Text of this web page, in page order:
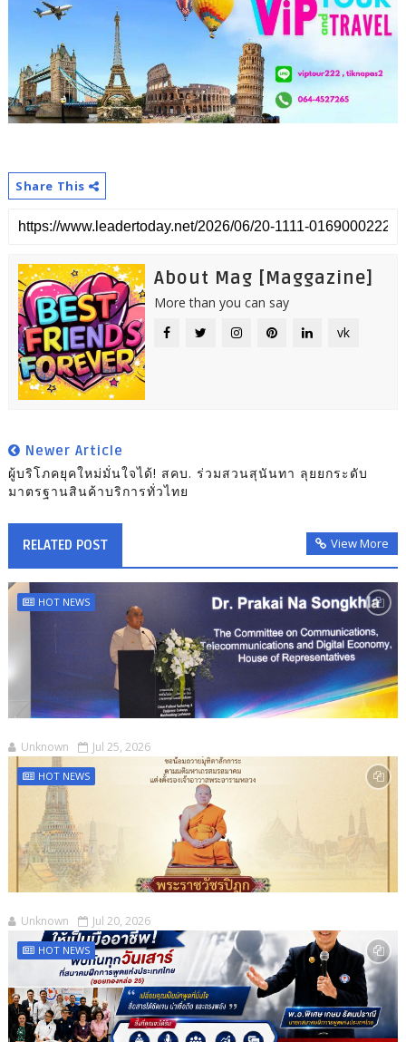
Share This
About Mag [Maggazine]
More than you can say
vk
Newer Article
ผู้บริโภคยุคใหม่มั่นใจได้! สคบ. ร่วมสวนสุนันทา ลุยยกระดับ
มาตรฐานสินค้าบริการทั่วไทย
RELATED POST View More
HOT NEWS
Unknown Jul 25, 2026
HOT NEWS
Unknown Jul 20, 2026
HOT NEWS